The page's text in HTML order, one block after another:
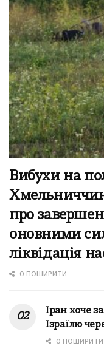
Вибухи на
про
оновними
ліквідація
0 ПОШИРИТИ
Іран хоче
Ізраїлю
0 ПОШИРИТИ